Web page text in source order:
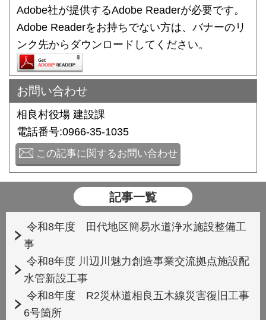
Adobe社が提供するAdobe Readerが必要です。
Adobe Readerをお持ちでない方は、バナーのリ
ンク先からダウンロードしてください。
お問い合わせ
相良村役場 建設課
電話番号:0966-35-1035
この記事に関するお問い合わせ
記事一覧
令和8年度 田代地区簡易水道浄水施設整備工
事
令和8年度 川辺川魅力創造事業交流拠点施設配
水管新設工事
令和8年度 R2災林道相良五木線災害復旧工事
6号箇所